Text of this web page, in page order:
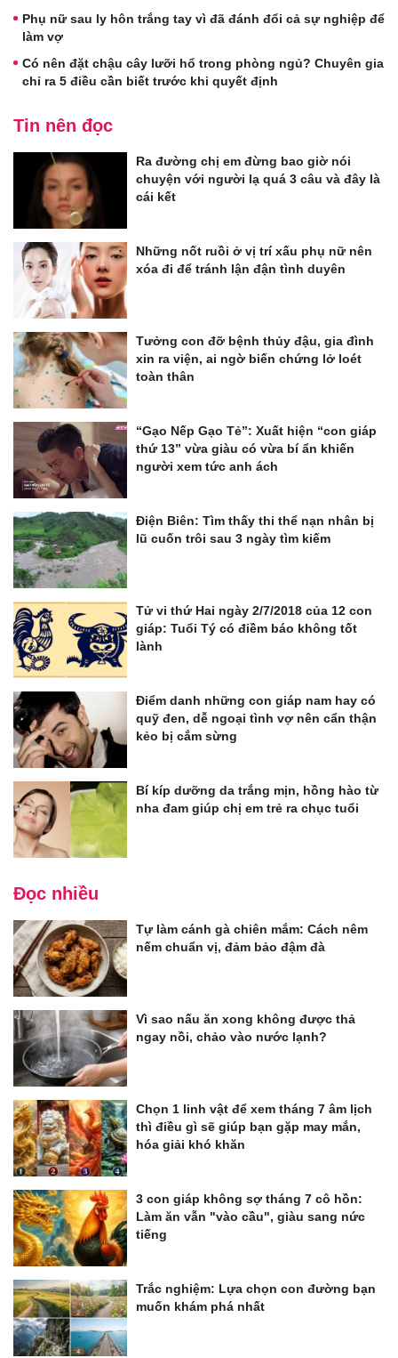
Phụ nữ sau ly hôn trắng tay vì đã đánh đổi cả sự nghiệp để
làm vợ
Có nên đặt chậu cây lưỡi hổ trong phòng ngủ? Chuyên gia
chỉ ra 5 điều cần biết trước khi quyết định
Tin nên đọc
Ra đường chị em đừng bao giờ nói
chuyện với người lạ quá 3 câu và đây là
cái kết
Những nốt ruồi ở vị trí xấu phụ nữ nên
xóa đi để tránh lận đận tình duyên
Tưởng con đỡ bệnh thủy đậu, gia đình
xin ra viện, ai ngờ biến chứng lở loét
toàn thân
“Gạo Nếp Gạo Tẻ”: Xuất hiện “con giáp
thứ 13” vừa giàu có vừa bí ẩn khiến
người xem tức anh ách
Điện Biên: Tìm thấy thi thể nạn nhân bị
lũ cuốn trôi sau 3 ngày tìm kiếm
Tử vi thứ Hai ngày 2/7/2018 của 12 con
giáp: Tuổi Tý có điềm báo không tốt
lành
Điểm danh những con giáp nam hay có
quỹ đen, dễ ngoại tình vợ nên cẩn thận
kẻo bị cắm sừng
Bí kíp dưỡng da trắng mịn, hồng hào từ
nha đam giúp chị em trẻ ra chục tuổi
Đọc nhiều
Tự làm cánh gà chiên mắm: Cách nêm
nếm chuẩn vị, đảm bảo đậm đà
Vì sao nấu ăn xong không được thả
ngay nồi, chảo vào nước lạnh?
Chọn 1 linh vật để xem tháng 7 âm lịch
thì điều gì sẽ giúp bạn gặp may mắn,
hóa giải khó khăn
3 con giáp không sợ tháng 7 cô hồn:
Làm ăn vẫn "vào cầu", giàu sang nức
tiếng
Trắc nghiệm: Lựa chọn con đường bạn
muốn khám phá nhất